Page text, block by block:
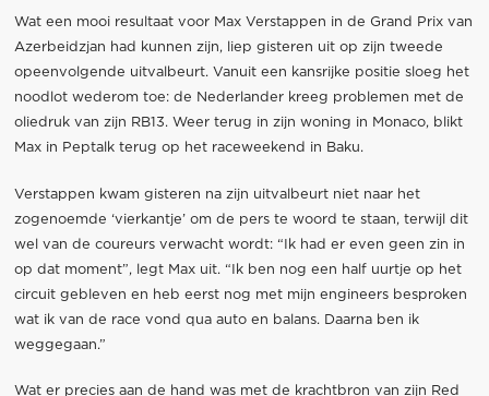
Wat een mooi resultaat voor Max Verstappen in de Grand Prix van
Azerbeidzjan had kunnen zijn, liep gisteren uit op zijn tweede
opeenvolgende uitvalbeurt. Vanuit een kansrijke positie sloeg het
noodlot wederom toe: de Nederlander kreeg problemen met de
oliedruk van zijn RB13. Weer terug in zijn woning in Monaco, blikt
Max in Peptalk terug op het raceweekend in Baku.
Verstappen kwam gisteren na zijn uitvalbeurt niet naar het
zogenoemde ‘vierkantje’ om de pers te woord te staan, terwijl dit
wel van de coureurs verwacht wordt: “Ik had er even geen zin in
op dat moment”, legt Max uit. “Ik ben nog een half uurtje op het
circuit gebleven en heb eerst nog met mijn engineers besproken
wat ik van de race vond qua auto en balans. Daarna ben ik
weggegaan.”
Wat er precies aan de hand was met de krachtbron van zijn Red